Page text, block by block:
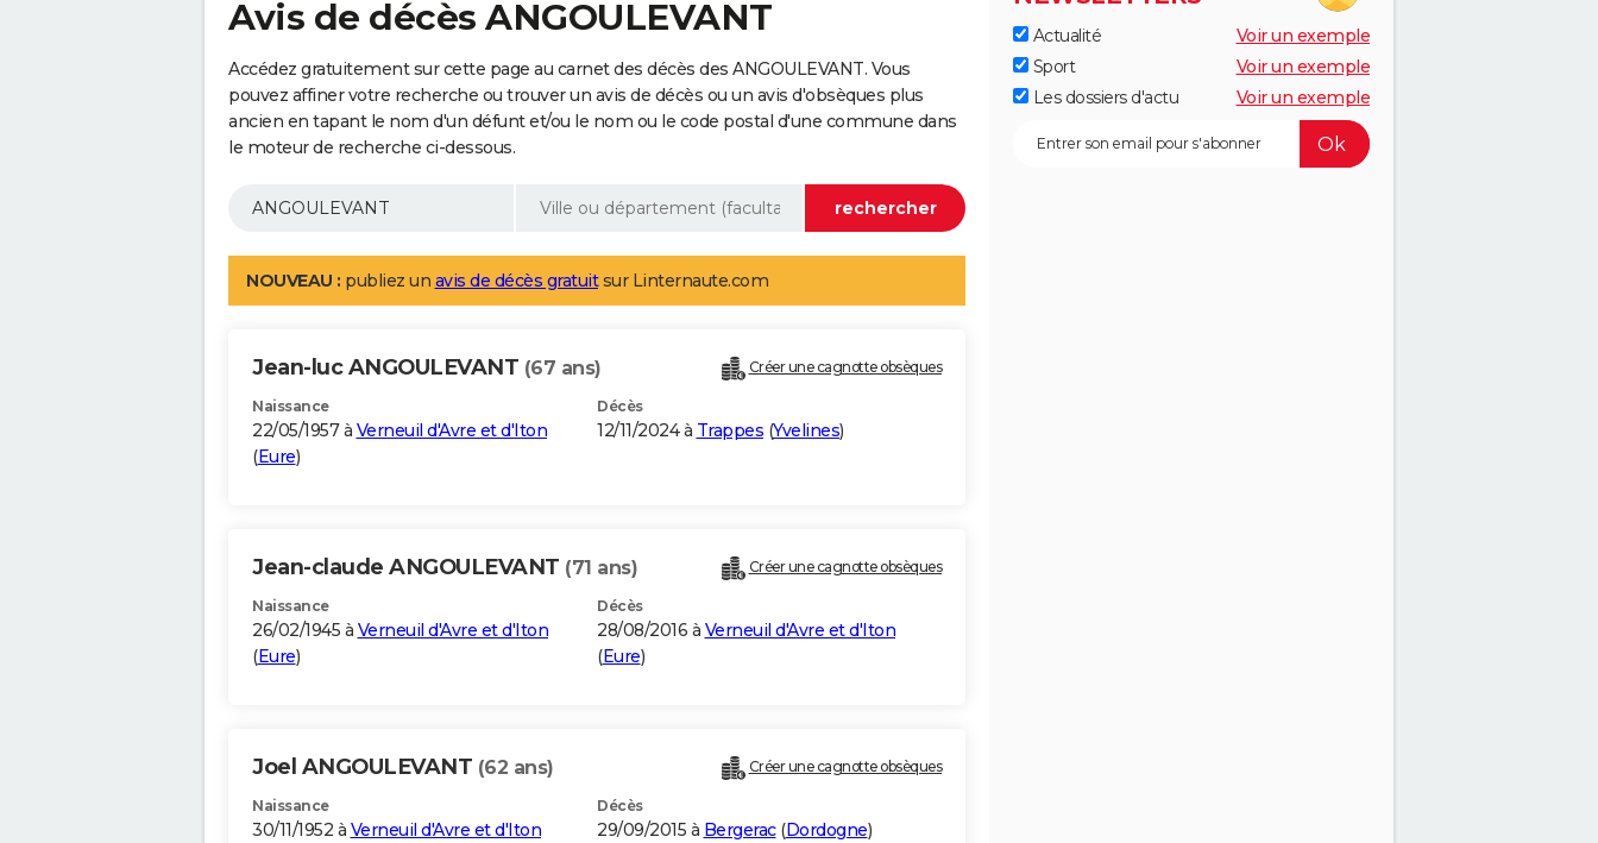
Avis de décès ANGOULEVANT
Accédez gratuitement sur cette page au carnet des décès des ANGOULEVANT. Vous
pouvez affiner votre recherche ou trouver un avis de décès ou un avis d'obsèques plus
ancien en tapant le nom d'un défunt et/ou le nom ou le code postal d'une commune dans
le moteur de recherche ci-dessous.
NOUVEAU : publiez un avis de décès gratuitsur Linternaute.com
Jean-luc ANGOULEVANT (67 ans) Créer une cagnotte obsèques
Naissance
22/05/1957 à Verneuil d'Avre et d'Iton
(Eure)
Décès
12/11/2024 à Trappes (Yvelines)
Jean-claude ANGOULEVANT (71 ans) Créer une cagnotte obsèques
Naissance
26/02/1945 à Verneuil d'Avre et d'Iton
(Eure)
Décès
28/08/2016 à Verneuil d'Avre et d'Iton
(Eure)
Joel ANGOULEVANT (62 ans) Créer une cagnotte obsèques
Naissance
30/11/1952 à Verneuil d'Avre et d'Iton
Décès
29/09/2015 à Bergerac(Dordogne)
Actualité
Voir un exemple
Sport
Voir un exemple
Les dossiers d'actu
Voir un exemple